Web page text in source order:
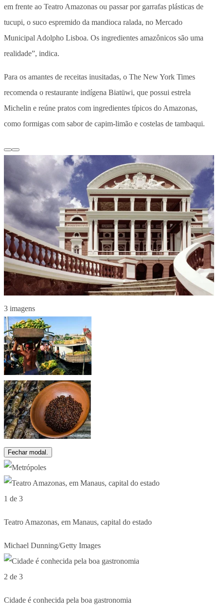
em frente ao Teatro Amazonas ou passar por garrafas plásticas de
tucupi, o suco espremido da mandioca ralada, no Mercado
Municipal Adolpho Lisboa. Os ingredientes amazônicos são uma
realidade”, indica.
Para os amantes de receitas inusitadas, o The New York Times
recomenda o restaurante indígena Biatüwi, que possui estrela
Michelin e reúne pratos com ingredientes típicos do Amazonas,
como formigas com sabor de capim-limão e costelas de tambaqui.
3 imagens
Fechar modal.
1 de 3
Teatro Amazonas, em Manaus, capital do estado
Michael Dunning/Getty Images
2 de 3
Cidade é conhecida pela boa gastronomia